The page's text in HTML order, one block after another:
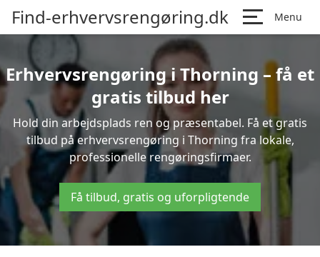
Find-erhvervsrengøring.dk Menu
Erhvervsrengøring i Thorning – få et
gratis tilbud her
Hold din arbejdsplads ren og præsentabel. Få et gratis
tilbud på erhvervsrengøring i Thorning fra lokale,
professionelle rengøringsfirmaer.
Få tilbud, gratis og uforpligtende